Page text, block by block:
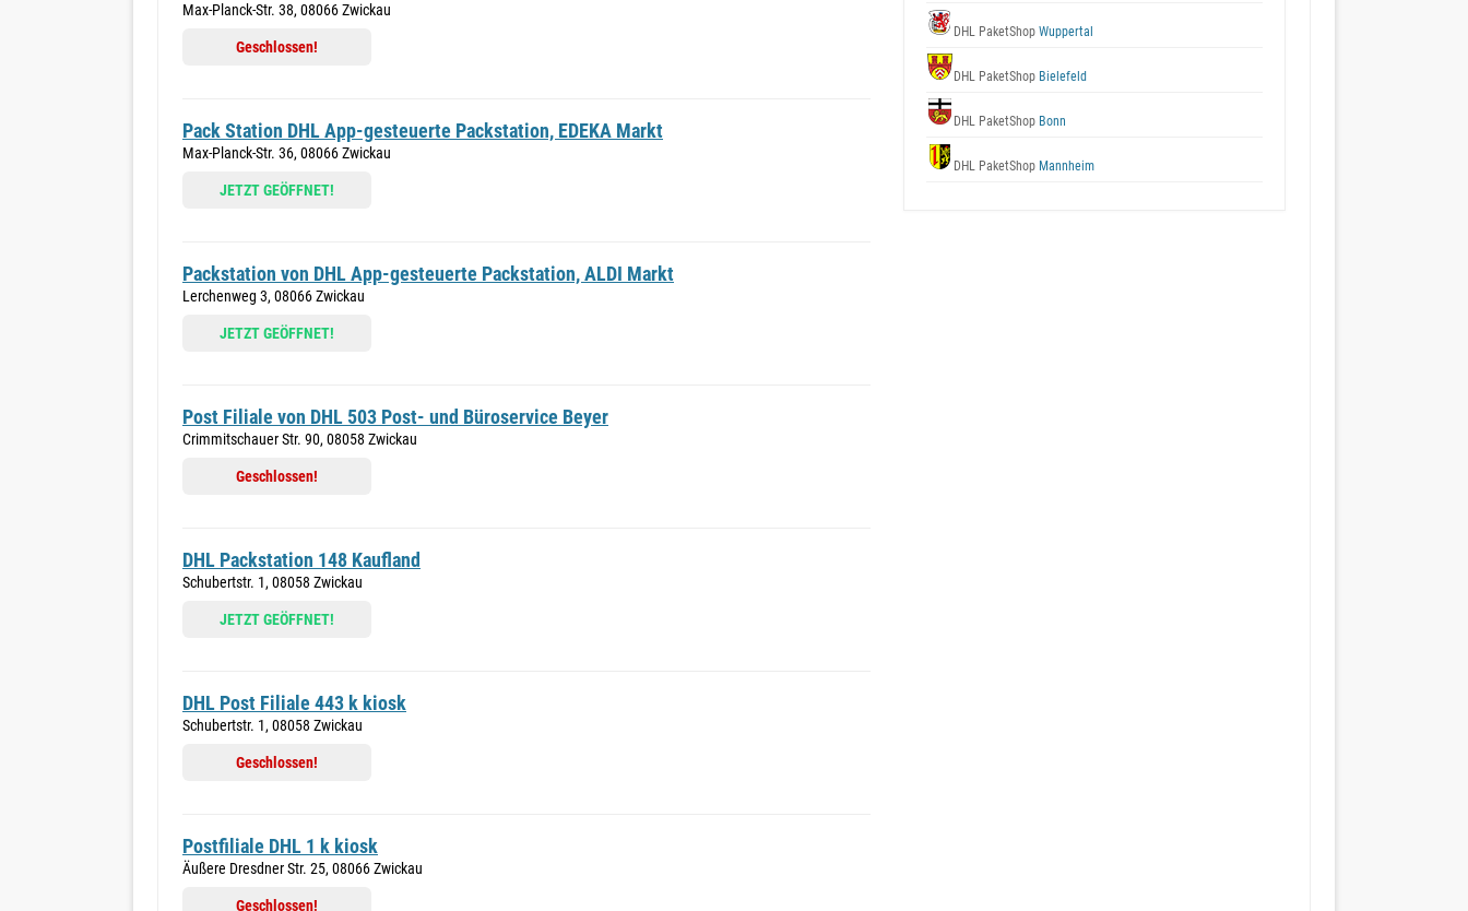
Max-Planck-Str. 38, 08066 Zwickau
Geschlossen!
Pack Station DHL App-gesteuerte Packstation, EDEKA Markt
Max-Planck-Str. 36, 08066 Zwickau
JETZT GEÖFFNET!
Packstation von DHL App-gesteuerte Packstation, ALDI Markt
Lerchenweg 3, 08066 Zwickau
JETZT GEÖFFNET!
Post Filiale von DHL 503 Post- und Büroservice Beyer
Crimmitschauer Str. 90, 08058 Zwickau
Geschlossen!
DHL Packstation 148 Kaufland
Schubertstr. 1, 08058 Zwickau
JETZT GEÖFFNET!
DHL Post Filiale 443 k kiosk
Schubertstr. 1, 08058 Zwickau
Geschlossen!
Postfiliale DHL 1 k kiosk
Äußere Dresdner Str. 25, 08066 Zwickau
Geschlossen!
DHL PaketShop Wuppertal
DHL PaketShop Bielefeld
DHL PaketShop Bonn
DHL PaketShop Mannheim